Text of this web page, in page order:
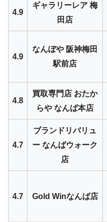
4.9
ギャラリーレア 梅
田店
4.9
なんぼや 阪神梅田
駅前店
4.8
買取専門店 おたか
らや なんば本店
4.7
ブランドリバリュ
ー なんばウォーク
店
4.7 Gold Winなんば店